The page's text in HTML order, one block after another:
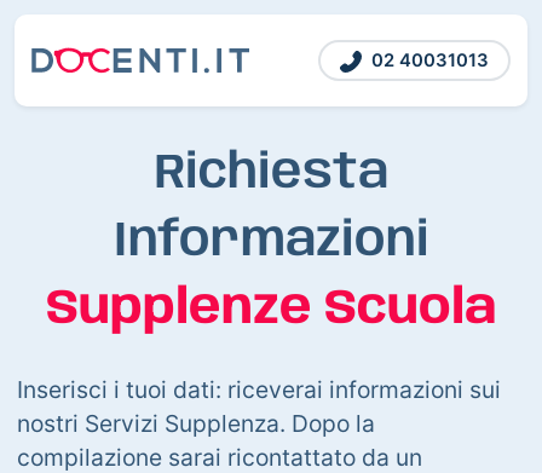
02 40031013
Richiesta
Informazioni
Supplenze Scuola
Inserisci i tuoi dati: riceverai informazioni sui
nostri Servizi Supplenza. Dopo la
compilazione sarai ricontattato da un